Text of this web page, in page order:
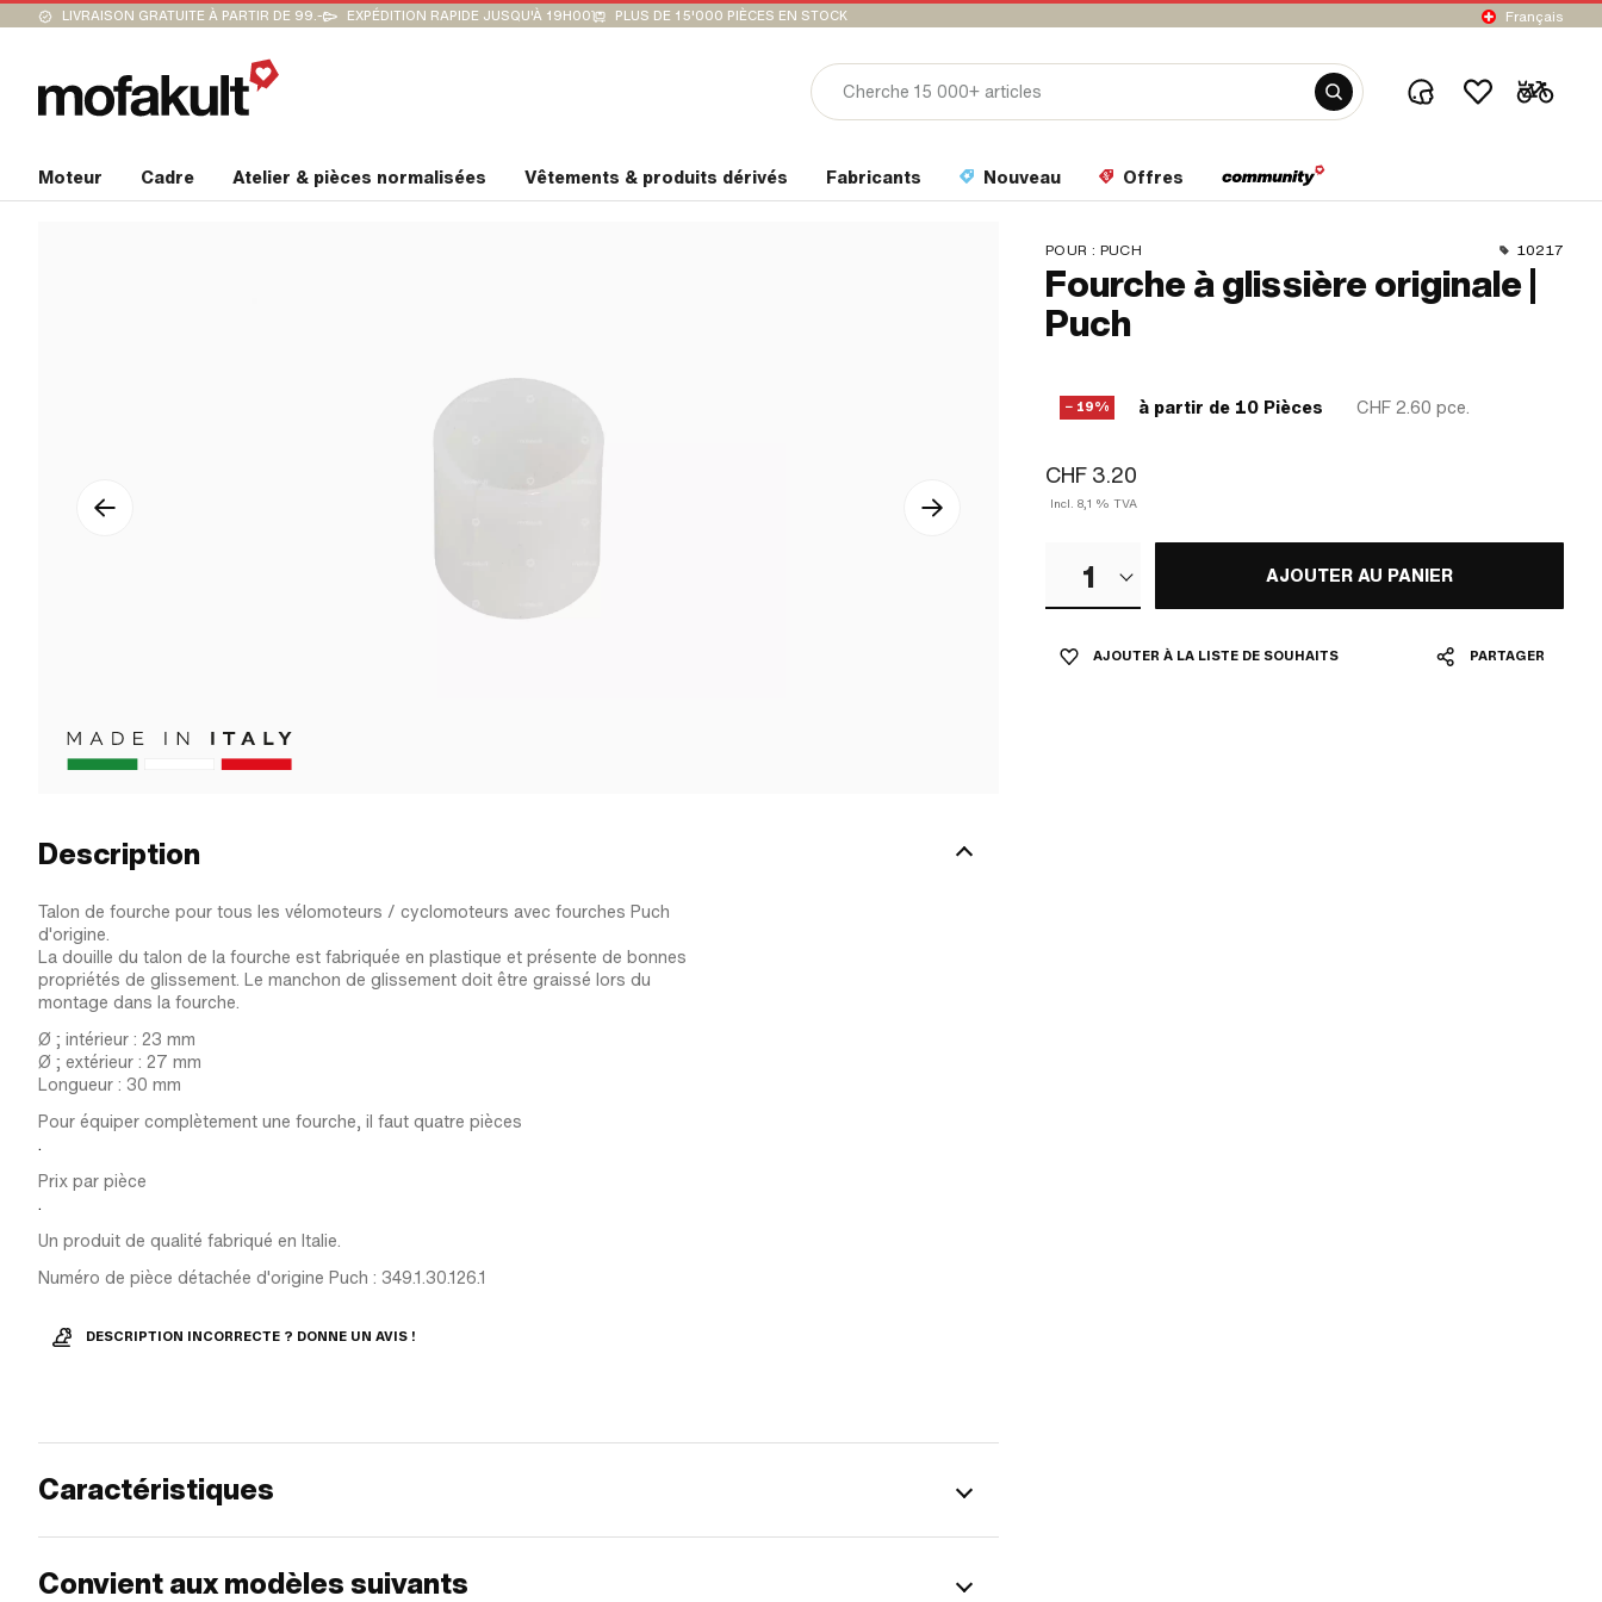
LIVRAISON GRATUITE À PARTIR DE 99.- EXPÉDITION RAPIDE JUSQU'À 19H00 PLUS DE 15'000 PIÈCES EN STOCK Français
Moteur Cadre Atelier & pièces normalisées Vêtements & produits dérivés Fabricants Nouveau Offres
POUR : PUCH 10217
Fourche à glissière originale |
Puch
− 19% à partir de 10 Pièces CHF 2.60 pce.
CHF 3.20
Incl. 8,1 % TVA
1 AJOUTER AU PANIER
AJOUTER À LA LISTE DE SOUHAITS PARTAGER
Description
Talon de fourche pour tous les vélomoteurs / cyclomoteurs avec fourches Puch
d'origine.
La douille du talon de la fourche est fabriquée en plastique et présente de bonnes
propriétés de glissement. Le manchon de glissement doit être graissé lors du
montage dans la fourche.
Ø ; intérieur : 23 mm
Ø ; extérieur : 27 mm
Longueur : 30 mm
Pour équiper complètement une fourche, il faut quatre pièces
.
Prix par pièce
.
Un produit de qualité fabriqué en Italie.
Numéro de pièce détachée d'origine Puch : 349.1.30.126.1
DESCRIPTION INCORRECTE ? DONNE UN AVIS !
Caractéristiques
Convient aux modèles suivants